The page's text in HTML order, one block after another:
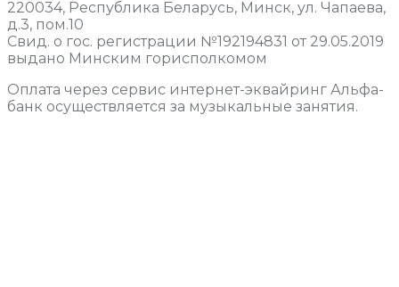
220034, Республика Беларусь, Минск, ул. Чапаева,
д.3, пом.10
Свид. о гос. регистрации №192194831 от 29.05.2019
выдано Минским горисполкомом
Оплата через сервис интернет-эквайринг Альфа-
банк осуществляется за музыкальные занятия.